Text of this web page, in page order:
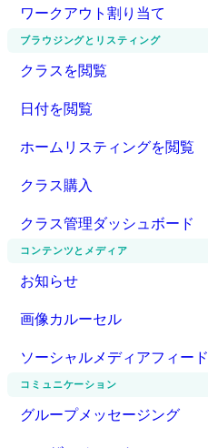
ワークアウト割り当て
ブラウジングとリスティング
クラスを閲覧
日付を閲覧
ホームリスティングを閲覧
クラス購入
クラス管理ダッシュボード
コンテンツとメディア
お知らせ
画像カルーセル
ソーシャルメディアフィード
コミュニケーション
グループメッセージング